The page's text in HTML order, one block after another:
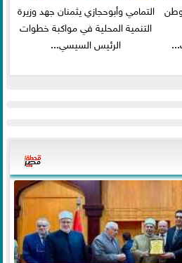
التمامي وأبوحجازي يثمنان جهد وزيرة
التنمية المحلية في مواكبة خطوات
الرئيس السيسي...